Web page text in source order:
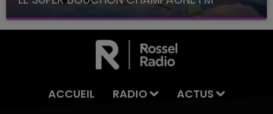
avec La Famille Champagne FM, à 8H10
ACCUEIL RADIO
ACTUS